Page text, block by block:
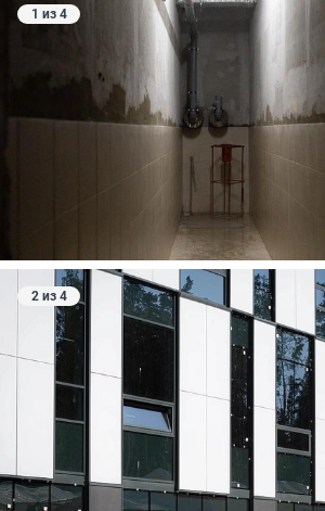
1 из 4
2 из 4